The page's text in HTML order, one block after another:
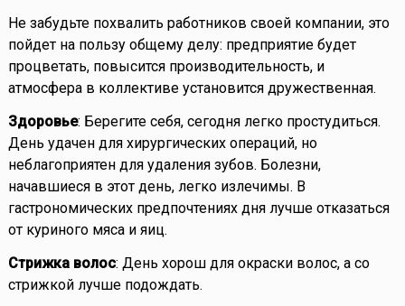
Не забудьте похвалить работников своей компании, это
пойдет на пользу общему делу: предприятие будет
процветать, повысится производительность, и
атмосфера в коллективе установится дружественная.
Здоровье: Берегите себя, сегодня легко простудиться.
День удачен для хирургических операций, но
неблагоприятен для удаления зубов. Болезни,
начавшиеся в этот день, легко излечимы. В
гастрономических предпочтениях дня лучше отказаться
от куриного мяса и яиц.
Стрижка волос: День хорош для окраски волос, а со
стрижкой лучше подождать.